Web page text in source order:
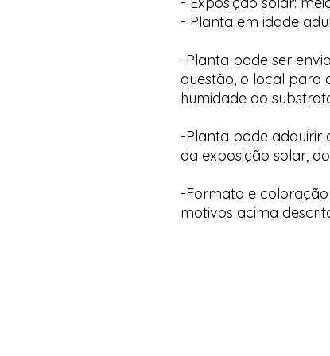
- Planta em idade
-Planta pode ser
questão, o local para
humidade do
-Planta pode adquirir
da exposição solar,
-Formato e
motivos acima